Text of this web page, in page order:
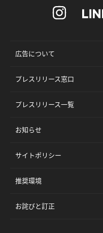
広告について
プレスリリース窓口
プレスリリース一覧
お知らせ
サイトポリシー
推奨環境
お詫びと訂正